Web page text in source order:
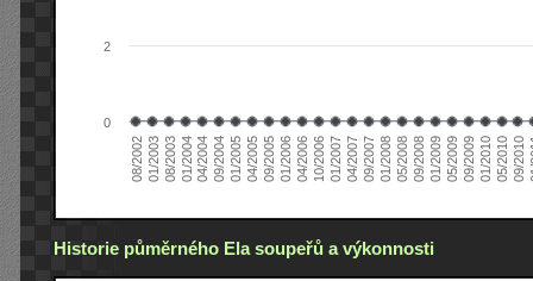
08/200201/200308/200301/200404/200409/200401/200504/200509/200501/200604/200610/200601/200704/200709/200701/200805/200809/200801/200905/200909/200901/201005/201009/2010
0
2
Historie půměrného Ela soupeřů a výkonnosti